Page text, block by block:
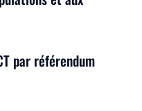
par référendum